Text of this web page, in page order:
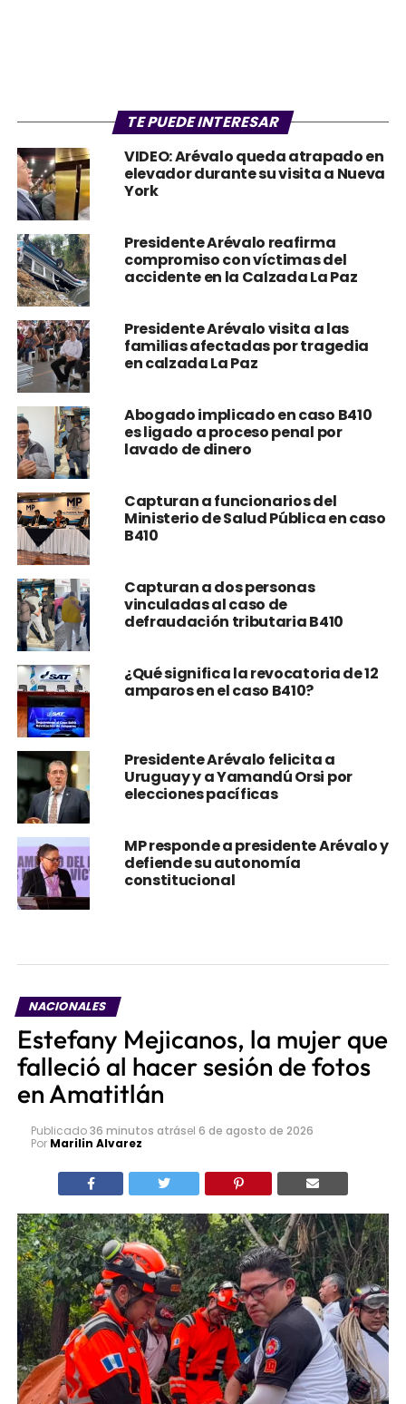
TE PUEDE INTERESAR
VIDEO: Arévalo queda atrapado en
elevador durante su visita a Nueva
York
Presidente Arévalo reafirma
compromiso con víctimas del
accidente en la Calzada La Paz
Presidente Arévalo visita a las
familias afectadas por tragedia
en calzada La Paz
Abogado implicado en caso B410
es ligado a proceso penal por
lavado de dinero
Capturan a funcionarios del
Ministerio de Salud Pública en caso
B410
Capturan a dos personas
vinculadas al caso de
defraudación tributaria B410
¿Qué significa la revocatoria de 12
amparos en el caso B410?
Presidente Arévalo felicita a
Uruguay y a Yamandú Orsi por
elecciones pacíficas
MP responde a presidente Arévalo y
defiende su autonomía
constitucional
NACIONALES
Estefany Mejicanos, la mujer que
falleció al hacer sesión de fotos
en Amatitlán
Publicado36 minutos atrásel 6 de agosto de 2026
Por Marilin Alvarez